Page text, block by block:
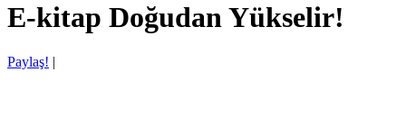
E-kitap Doğudan Yükselir!
Paylaş! |